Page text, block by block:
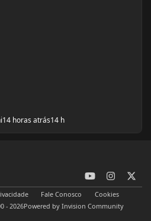
14 horas atrás14 h
o
u
n
s
Fale Conosco
Cookies
- 2026Powered by Invision Community